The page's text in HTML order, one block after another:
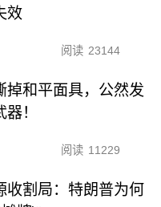
效
阅读 23144
掉和平面具，公然发
！
阅读 11229
收割局：特朗普为何